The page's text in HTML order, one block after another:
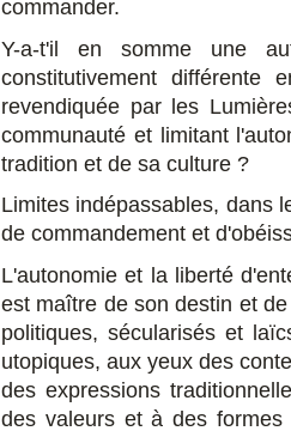
commander.
Y-a-t'il en somme une
constitutivement différente
revendiquée par les
communauté et limitant
tradition et de sa culture ?
Limites indépassables, dans
de commandement et
L'autonomie et la liberté
est maître de son destin et
politiques, sécularisés et
utopiques, aux yeux des
des expressions
des valeurs et à des